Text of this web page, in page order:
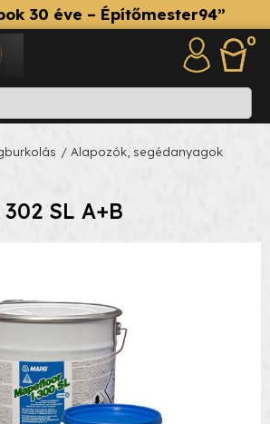
30 éve – Építőmester94”
0
/ Alapozók, segédanyagok
SL A+B